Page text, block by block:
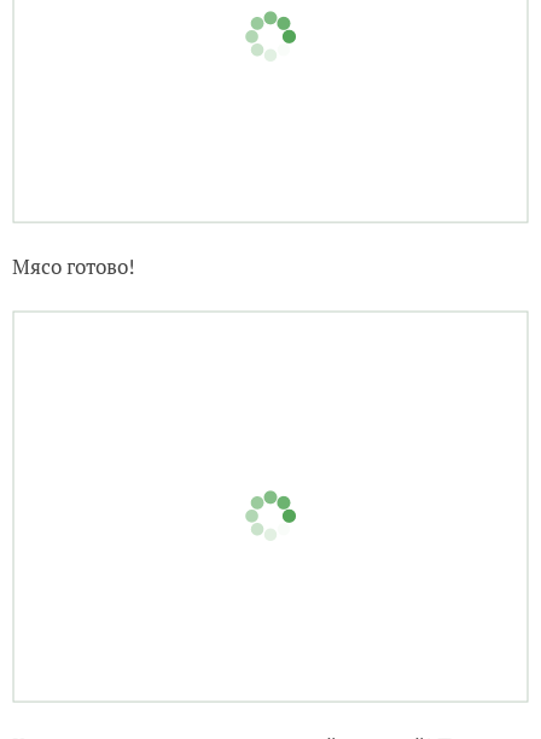
Мясо готово!
Курица получается очень вкусной и сочной! По мне —